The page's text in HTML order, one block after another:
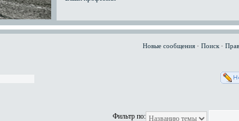
Новые сообщения · Поиск ·
Фильтр по: